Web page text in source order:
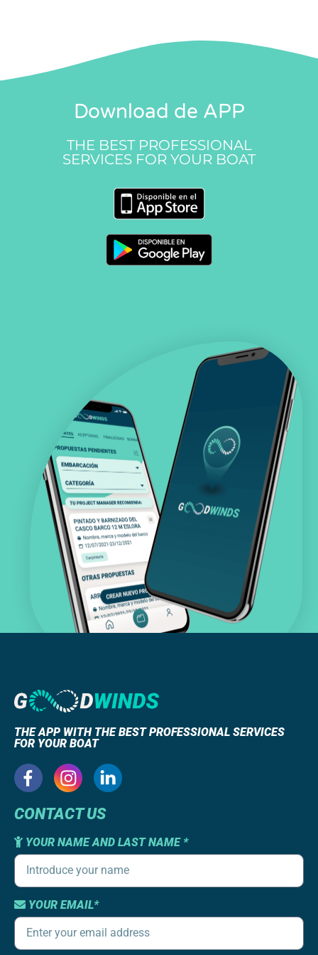
Download de APP
THE BEST PROFESSIONAL
SERVICES FOR YOUR BOAT
THE APP WITH THE BEST PROFESSIONAL SERVICES
FOR YOUR BOAT
CONTACT US
YOUR NAME AND LAST NAME *
YOUR EMAIL*